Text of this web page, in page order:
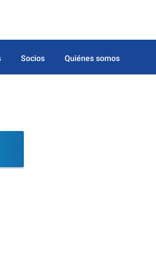
Socios Quiénes somos